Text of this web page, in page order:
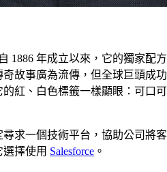
1886 年成立以來，它的獨家配方
故事廣為流傳，但全球巨頭成功
紅、白色標籤一樣顯眼：可口可
求一個技術平台，協助公司將客
擇使用 Salesforce 。